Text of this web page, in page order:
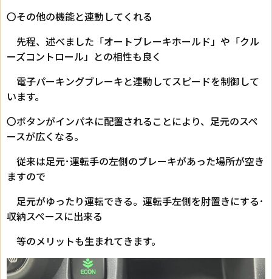
〇その他の機能と連動してくれる
先程、述べました「オートブレーキホールド」や「クル
ーズコントロール」との相性も良く
電子パーキングブレーキと連動してスピードを制御して
います。
〇ボタンがインパネに配置されることにより、足元のスペ
ースが広くなる。
従来は足元･運転手の左側のブレーキがあった場所が空き
ますので
足元がゆったり運転できる。運転手左側を肘置きにする･
収納スペースに出来る
等のメリットも生まれてきます。